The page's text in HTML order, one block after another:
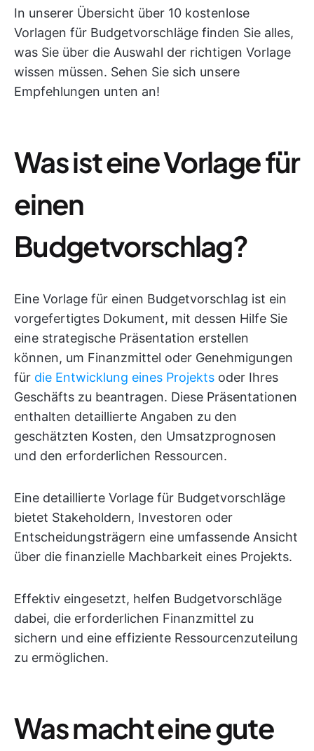
In unserer Übersicht über 10 kostenlose
Vorlagen für Budgetvorschläge finden Sie alles,
was Sie über die Auswahl der richtigen Vorlage
wissen müssen. Sehen Sie sich unsere
Empfehlungen unten an!
Was ist eine Vorlage für
einen
Budgetvorschlag?
Eine Vorlage für einen Budgetvorschlag ist ein
vorgefertigtes Dokument, mit dessen Hilfe Sie
eine strategische Präsentation erstellen
können, um Finanzmittel oder Genehmigungen
für die Entwicklung eines Projekts oder Ihres
Geschäfts zu beantragen. Diese Präsentationen
enthalten detaillierte Angaben zu den
geschätzten Kosten, den Umsatzprognosen
und den erforderlichen Ressourcen.
Eine detaillierte Vorlage für Budgetvorschläge
bietet Stakeholdern, Investoren oder
Entscheidungsträgern eine umfassende Ansicht
über die finanzielle Machbarkeit eines Projekts.
Effektiv eingesetzt, helfen Budgetvorschläge
dabei, die erforderlichen Finanzmittel zu
sichern und eine effiziente Ressourcenzuteilung
zu ermöglichen.
Was macht eine gute